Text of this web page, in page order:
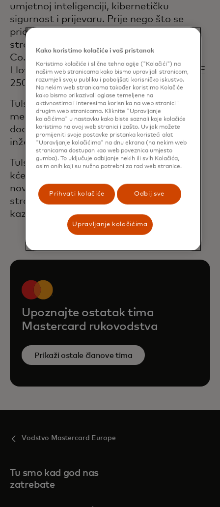
umjetnoj inteligenciji, kibernetičku
sigurnost i prijevaru. Prije nego što se
pridružila Mastercardu, Tulsi je bila
strateška savjetnica u tvrtkama Bain &
Co. i Kearney te poslovna bankarica u
Lloyds banci, upravljajući portfeljem FTSE
250 klijenata u industrijskom sektoru.
Tulsi ima MBA s Indijskog instituta za
menadžment u Ahmedabadu i
dodiplomsku razinu iz elektroničkog
inženjerstva na Sveučilištu u Mumbaiju.
Tulsi živi u Londonu sa svojim suprugom i
kćerima blizankama. Ona voli istraživati
nova odredišta sa svojom obitelji i gaji
strast prema živopisnoj londonskoj
kazališnoj sceni.
Upoznajte ostatak tima
Mastercard rukovodstva
Prikaži ostale članove tima
Vodstvo Mastercard Europe
Tu smo kad god nas
zatrebate
Kako koristimo kolačiće i vaš pristanak
Koristimo kolačiće i slične tehnologije ("Kolačići") na
našim web stranicama kako bismo upravljali stranicom,
razumjeli svoju publiku i poboljšati korisničko iskustvo.
Na nekim web stranicama također koristimo Kolačiće
kako bismo prikazivali oglase temeljene na
aktivnostima i interesima korisnika na web stranici i
drugim web stranicama. Kliknite "Upravljanje
kolačićima" u nastavku kako biste saznali koje kolačiće
koristimo na ovoj web stranici i zašto. Uvijek možete
promijeniti svoje postavke pristanka koristeći alat
"Upravljanje kolačićima" na dnu ekrana (na nekim web
stranicama dostupan kao web poveznica umjesto
gumba). To uključuje odbijanje nekih ili svih Kolačića,
osim onih koji su nužno potrebni za rad web stranice.
Prihvati kolačiće Odbij sve
Upravljanje kolačićima